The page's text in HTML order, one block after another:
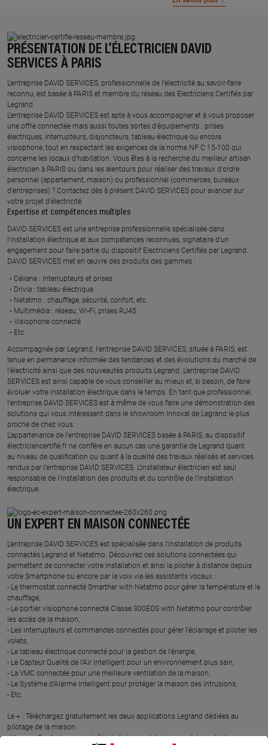
PRÉSENTATION DE L’ÉLECTRICIEN DAVID
SERVICES À PARIS
L’entreprise DAVID SERVICES, professionnelle de l’électricité au savoir-faire
reconnu, est basée à PARIS et membre du réseau des Electriciens Certifiés par
Legrand.​
L’entreprise DAVID SERVICES est apte à vous accompagner et à vous proposer
une offre connectée mais aussi toutes sortes d'équipements : prises
électriques, interrupteurs, disjoncteurs, tableau électrique ou encore
visiophone, tout en respectant les exigences de la norme NF C 15-100 qui
concerne les locaux d’habitation. Vous êtes à la recherche du meilleur artisan
électricien à PARIS ou dans les alentours pour réaliser des travaux d'ordre
personnel (appartement, maison) ou professionnel (commerces, bureaux
d'entreprises) ? Contactez dès à présent DAVID SERVICES pour avancer sur
votre projet d’électricité.
Expertise et compétences multiples​
​DAVID SERVICES est une entreprise professionnelle spécialisée dans
l’installation électrique et aux compétences reconnues, ​signataire d'un
engagement pour faire partie du dispositif Electriciens Certifiés par Legrand​.
DAVID SERVICES met en œuvre des produits des gammes : ​
Céliane : interrupteurs et prises ​
Drivia : tableau électrique ​
Netatmo : chauffage, sécurité, confort, etc.​
Multimédia : réseau, Wi-Fi, prises RJ45​
Visiophone connecté​
Etc.​
​Accompagnée par Legrand, l’entreprise DAVID SERVICES, située à PARIS, est
tenue en permanence informée des tendances et des évolutions du marché de
l'électricité ainsi que des nouveautés produits Legrand. L’entreprise DAVID
SERVICES est ainsi capable de vous conseiller au mieux et, si besoin, de faire
évoluer votre installation électrique dans le temps. En tant que professionnel,
l’entreprise DAVID SERVICES est à même de vous faire une démonstration des
solutions qui vous intéressent dans le showroom Innoval de Legrand le plus
proche de chez vous.​
L’appartenance de l’entreprise DAVID SERVICES basée à PARIS, au dispositif
électriciencertifié.fr ne confère en aucun cas une garantie de Legrand quant
au niveau de qualification ou quant à la qualité des travaux réalisés et services
rendus par l’entreprise DAVID SERVICES. L’installateur électricien est seul
responsable de l’installation des produits et du contrôle de l’installation
électrique.
UN EXPERT EN MAISON CONNECTÉE
L’entreprise DAVID SERVICES est spécialisée dans l’installation de produits
connectés Legrand et Netatmo. Découvrez ces solutions connectées qui
permettent de connecter votre installation et ainsi la piloter à distance depuis
votre Smartphone ou encore par la voix via les assistants vocaux :
- Le thermostat connecté Smarther with Netatmo pour gérer la température et le
chauffage,
- Le portier visiophone connecté Classe 300EOS with Netatmo pour contrôler
les accès de la maison,
- Les interrupteurs et commandes connectés pour gérer l’éclairage et piloter les
volets,
- Le tableau électrique connecté pour la gestion de l’énergie,
- Le Capteur Qualité de l’Air Intelligent pour un environnement plus sain,
- La VMC connectée pour une meilleure ventilation de la maison,
- Le Système d’Alarme Intelligent pour protéger la maison des intrusions,
- Etc.
Le + : Téléchargez gratuitement les deux applications Legrand dédiées au
pilotage de la maison :
- Home + Control pour contrôler à distance : éclairages, volets roulants,